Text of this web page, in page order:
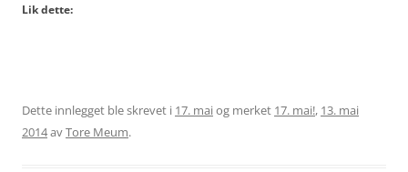
Lik dette:
Dette innlegget ble skrevet i 17. maiog merket 17. mai!, 13. mai
2014avTore Meum.